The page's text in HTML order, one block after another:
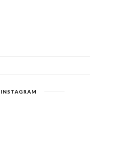
INSTAGRAM